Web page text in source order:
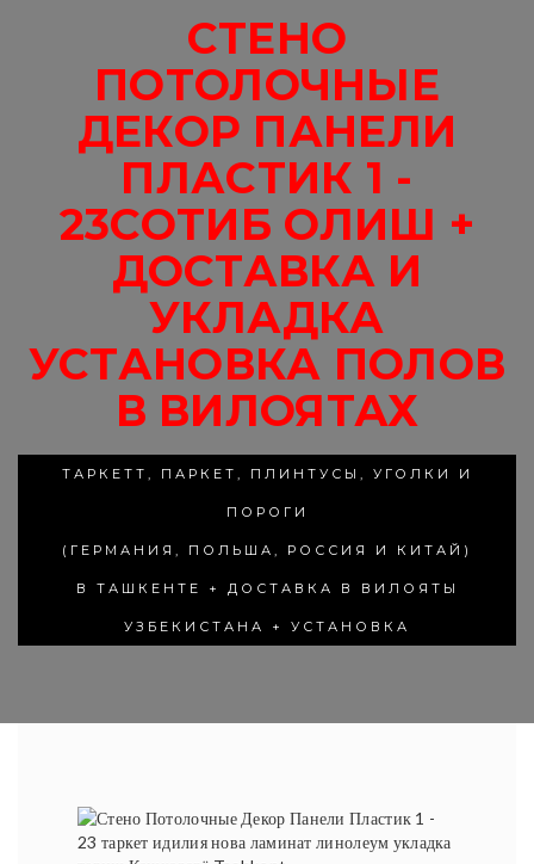
СТЕНО
ПОТОЛОЧНЫЕ
ДЕКОР ПАНЕЛИ
ПЛАСТИК 1 -
23СОТИБ ОЛИШ +
ДОСТАВКА И
УКЛАДКА
УСТАНОВКА ПОЛОВ
В ВИЛОЯТАХ
ТАРКЕТТ, ПАРКЕТ, ПЛИНТУСЫ, УГОЛКИ И
ПОРОГИ
(ГЕРМАНИЯ, ПОЛЬША, РОССИЯ И КИТАЙ)
В ТАШКЕНТЕ + ДОСТАВКА В ВИЛОЯТЫ
УЗБЕКИСТАНА + УСТАНОВКА